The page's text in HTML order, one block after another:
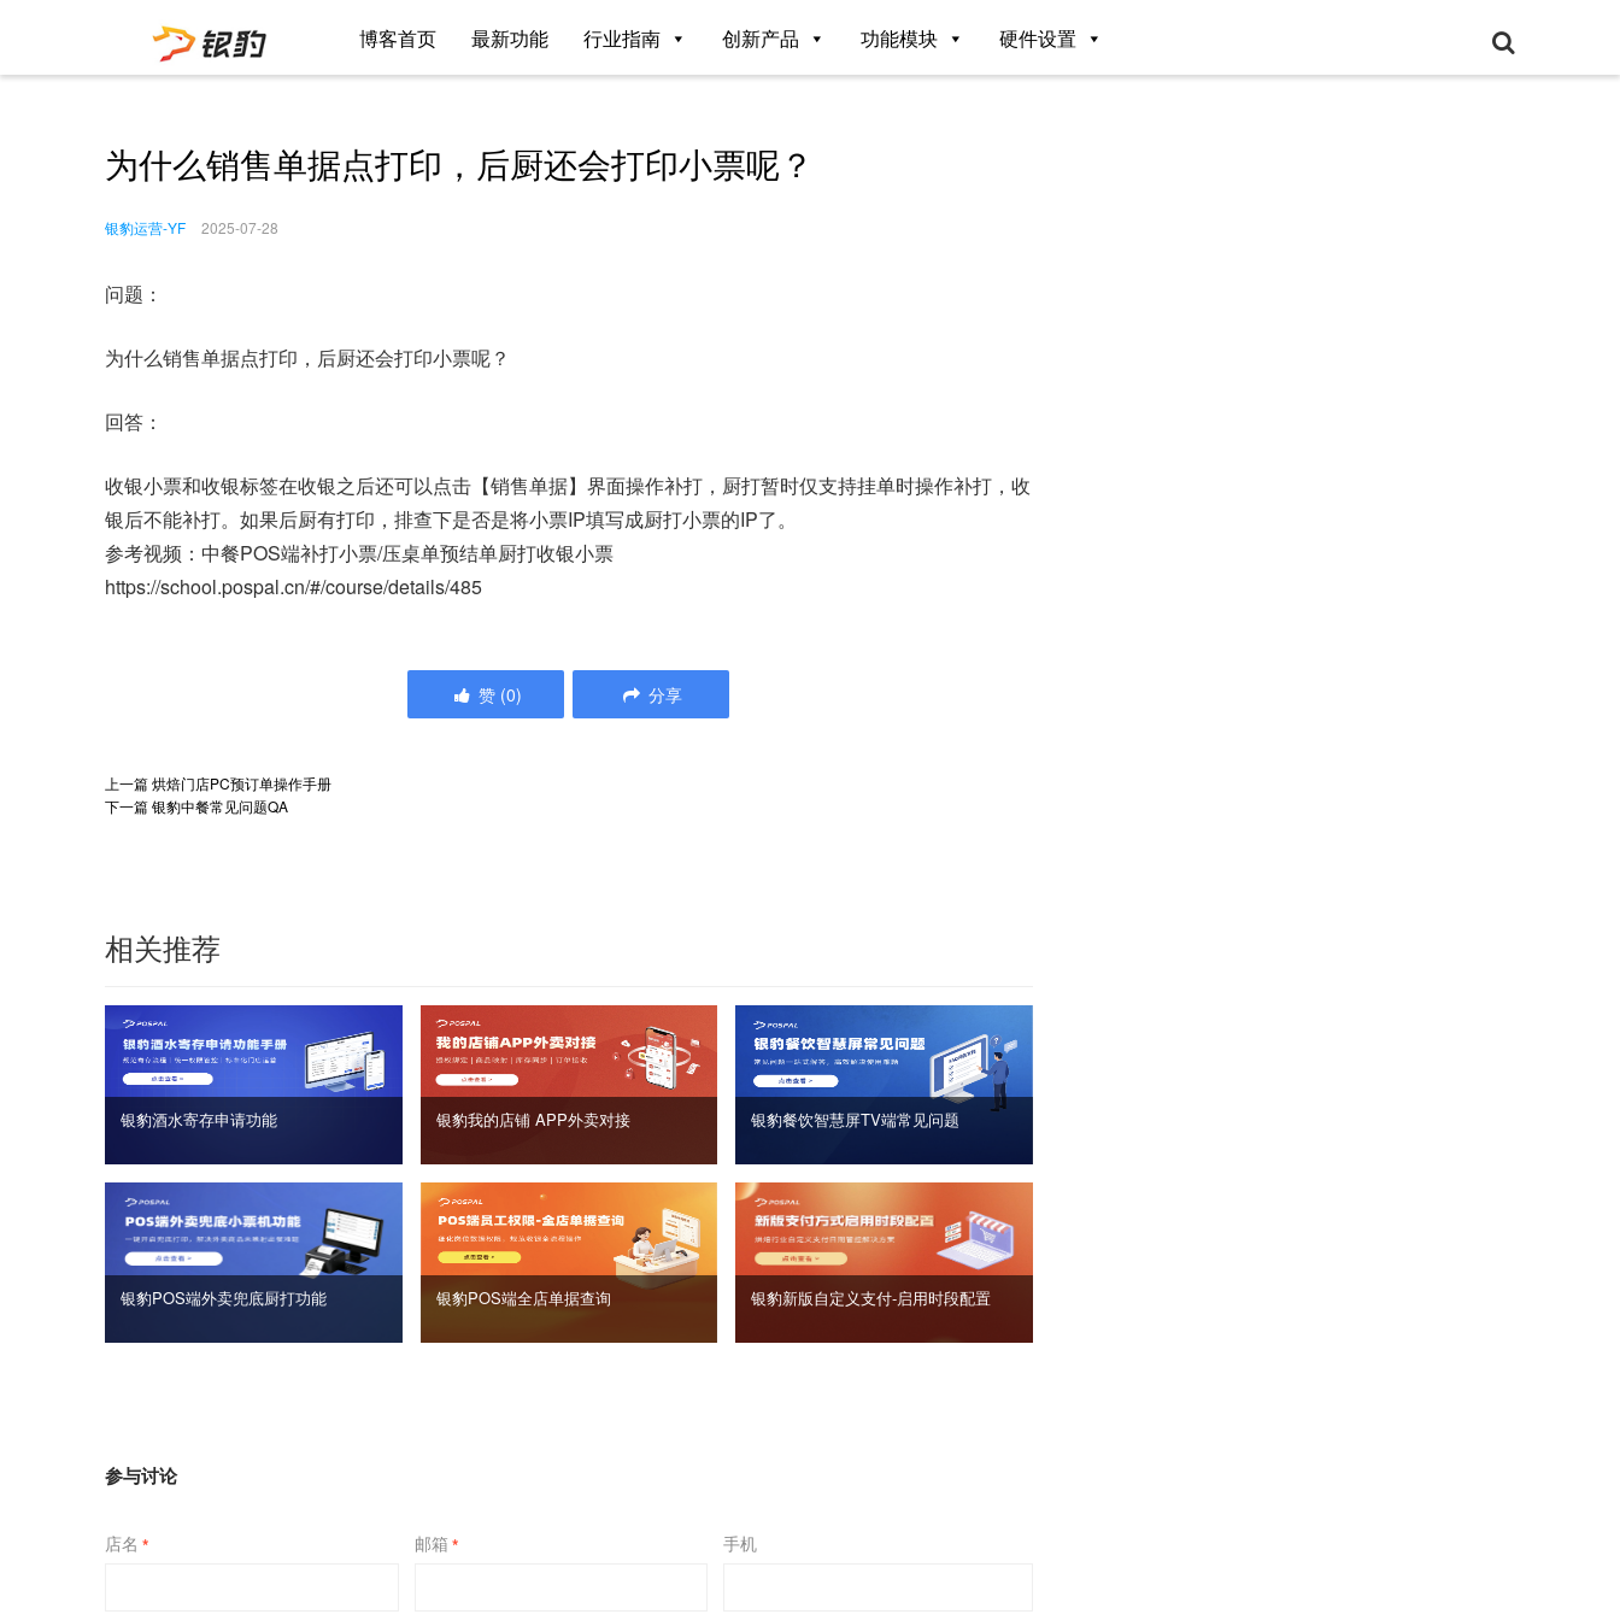
博客首页 最新功能 行业指南 创新产品 功能模块 硬件设置
为什么销售单据点打印，后厨还会打印小票呢？
银豹运营-YF 2025-07-28
问题：
为什么销售单据点打印，后厨还会打印小票呢？
回答：
收银小票和收银标签在收银之后还可以点击【销售单据】界面操作补打，厨打暂时仅支持挂单时操作补打，收
银后不能补打。如果后厨有打印，排查下是否是将小票IP填写成厨打小票的IP了。
参考视频：中餐POS端补打小票/压桌单预结单厨打收银小票
https://school.pospal.cn/#/course/details/485
赞 (0) 分享
上一篇烘焙门店PC预订单操作手册
下一篇银豹中餐常见问题QA
相关推荐
银豹酒水寄存申请功能 银豹我的店铺 APP外卖对接 银豹餐饮智慧屏TV端常见问题
银豹POS端外卖兜底厨打功能 银豹POS端全店单据查询 银豹新版自定义支付‑启用时段配置
参与讨论
店名 * 邮箱 * 手机